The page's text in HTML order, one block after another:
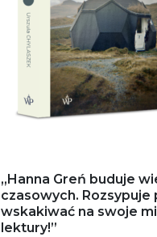
„Hanna Greń buduje
czasowych.
wskakiwać na swoje
lektury!”